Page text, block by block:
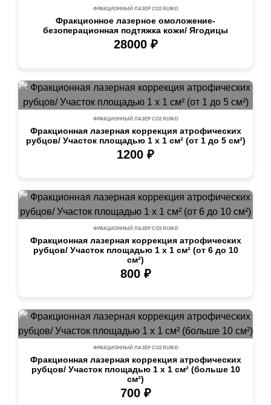
ФРАКЦИОННЫЙ ЛАЗЕР СО2 RUIKD
Фракционное лазерное омоложение-
безоперационная подтяжка кожи/ Ягодицы
28000 ₽
ФРАКЦИОННЫЙ ЛАЗЕР СО2 RUIKD
Фракционная лазерная коррекция атрофических
рубцов/ Участок площадью 1 х 1 см² (от 1 до 5 см²)
1200 ₽
ФРАКЦИОННЫЙ ЛАЗЕР СО2 RUIKD
Фракционная лазерная коррекция атрофических
рубцов/ Участок площадью 1 х 1 см² (от 6 до 10
см²)
800 ₽
ФРАКЦИОННЫЙ ЛАЗЕР СО2 RUIKD
Фракционная лазерная коррекция атрофических
рубцов/ Участок площадью 1 х 1 см² (больше 10
см²)
700 ₽